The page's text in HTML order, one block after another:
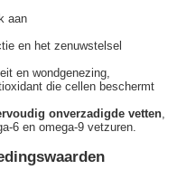
aan
en het zenuwstelsel
en wondgenezing,
die cellen beschermt
onverzadigde vetten,
6 en omega-9 vetzuren.